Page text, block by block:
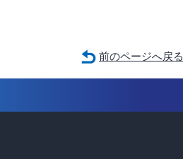
前のページへ戻る